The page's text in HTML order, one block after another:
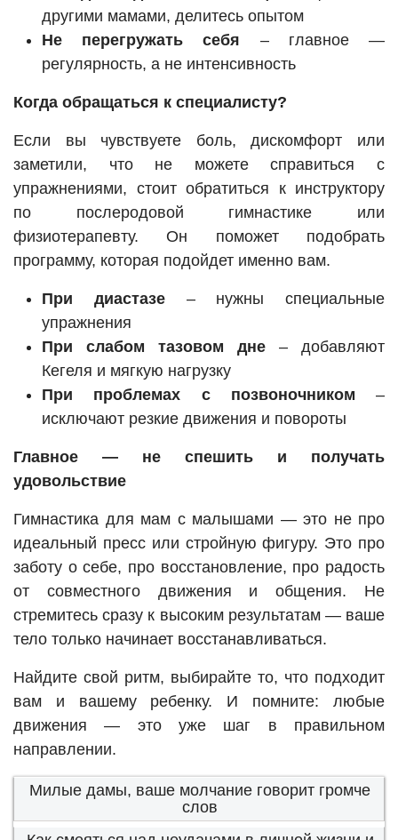
другими мамами, делитесь опытом
Не перегружать себя – главное —
регулярность, а не интенсивность
Когда обращаться к специалисту?
Если вы чувствуете боль, дискомфорт или
заметили, что не можете справиться с
упражнениями, стоит обратиться к инструктору
по послеродовой гимнастике или
физиотерапевту. Он поможет подобрать
программу, которая подойдет именно вам.
При диастазе– нужны специальные
упражнения
При слабом тазовом дне – добавляют
Кегеля и мягкую нагрузку
При проблемах с позвоночником –
исключают резкие движения и повороты
Главное — не спешить и получать
удовольствие
Гимнастика для мам с малышами — это не про
идеальный пресс или стройную фигуру. Это про
заботу о себе, про восстановление, про радость
от совместного движения и общения. Не
стремитесь сразу к высоким результатам — ваше
тело только начинает восстанавливаться.
Найдите свой ритм, выбирайте то, что подходит
вам и вашему ребенку. И помните: любые
движения — это уже шаг в правильном
направлении.
Милые дамы, ваше молчание говорит громче
слов